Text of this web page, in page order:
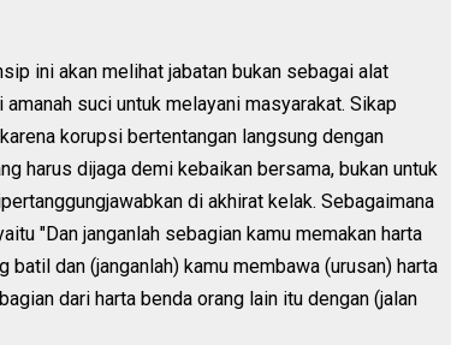
ini akan melihat jabatan bukan sebagai alat
suci untuk melayani masyarakat. Sikap
korupsi bertentangan langsung dengan
harus dijaga demi kebaikan bersama, bukan untuk
di akhirat kelak. Sebagaimana
"Dan janganlah sebagian kamu memakan harta
batil dan (janganlah) kamu membawa (urusan) harta
dari harta benda orang lain itu dengan (jalan